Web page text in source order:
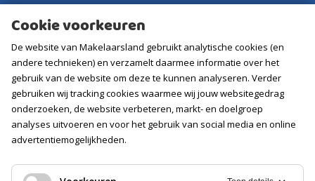
Vacatures
Volg ons
Cookie voorkeuren
De website van Makelaarsland gebruikt analytische cookies (en
andere technieken) en verzamelt daarmee informatie over het
gebruik van de website om deze te kunnen analyseren. Verder
gebruiken wij tracking cookies waarmee wij jouw websitegedrag
onderzoeken, de website verbeteren, markt- en doelgroep
analyses uitvoeren en voor het gebruik van social media en online
advertentiemogelijkheden.